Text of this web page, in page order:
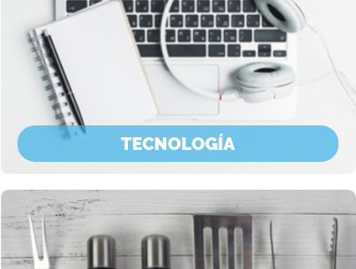
TECNOLOGÍA